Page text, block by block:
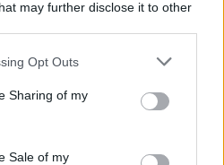
may further disclose it to other
app uses one or more Google
behaviour. You may click to
and its third-party tags to
purposes in below Google
Opt Outs
Sharing of my
Sale of my
την επίσκεψη του
Ελλάδα, το 44% θεωρεί
άποψη.
και το πρόβλημα
με το 53% των πολιτών
έως 15 λεπτά για να